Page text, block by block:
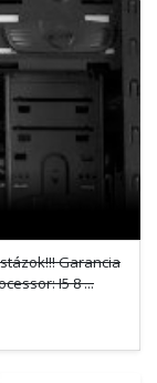
Garancia
I5 8 ...